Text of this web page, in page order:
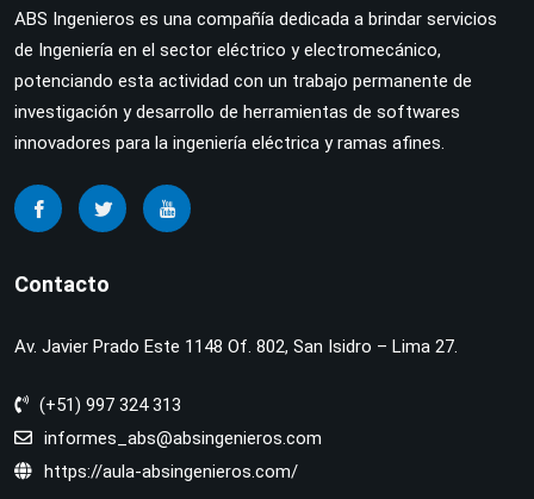
ABS Ingenieros es una compañía dedicada a brindar servicios
de Ingeniería en el sector eléctrico y electromecánico,
potenciando esta actividad con un trabajo permanente de
investigación y desarrollo de herramientas de softwares
innovadores para la ingeniería eléctrica y ramas afines.
Contacto
Av. Javier Prado Este 1148 Of. 802, San Isidro – Lima 27.
(+51) 997 324 313
informes_abs@absingenieros.com
https://aula-absingenieros.com/